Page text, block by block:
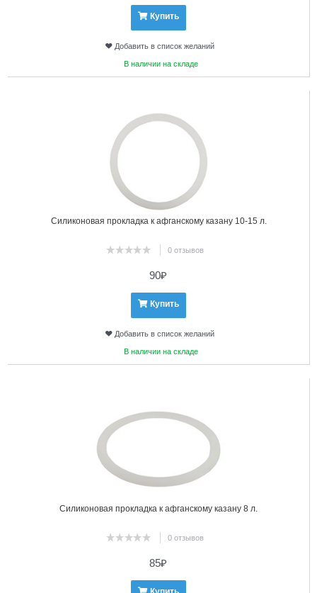
Купить
Добавить в список желаний
В наличии на складе
Силиконовая прокладка к афганскому казану 10-15 л.
0 отзывов
90₽
Купить
Добавить в список желаний
В наличии на складе
Силиконовая прокладка к афганскому казану 8 л.
0 отзывов
85₽